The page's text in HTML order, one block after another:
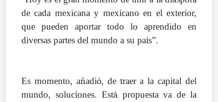
de cada mexicana y mexicano en el exterior,
que pueden aportar todo lo aprendido en
diversas partes del mundo a su país”.
Es momento, añadió, de traer a la capital del
mundo, soluciones. Está propuesta va de la